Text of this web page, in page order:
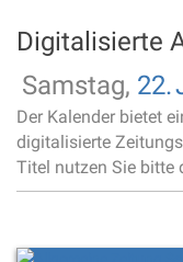
Digitalisierte
Samstag, 22.
Der Kalender bietet
digitalisierte
Titel nutzen Sie bitte